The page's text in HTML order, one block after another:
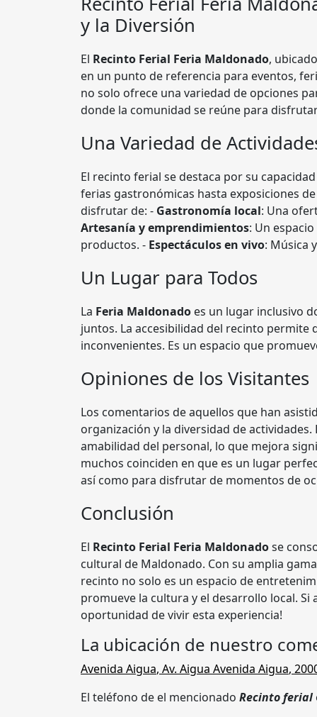
y la Diversión
El Recinto Ferial Feria Maldonado,
en un punto de referencia para eventos,
no solo ofrece una variedad de opciones
donde la comunidad se reúne para
Una Variedad de
El recinto ferial se destaca por su
ferias gastronómicas hasta exposiciones
disfrutar de: - Gastronomía local: Una
Artesanía y emprendimientos: Un
productos. - Espectáculos en vivo: Música
Un Lugar para Todos
La Feria Maldonado es un lugar inclusivo
juntos. La accesibilidad del recinto permite
inconvenientes. Es un espacio que
Opiniones de los Visitantes
Los comentarios de aquellos que han
organización y la diversidad de
amabilidad del personal, lo que mejora
muchos coinciden en que es un lugar
así como para disfrutar de momentos de
Conclusión
El Recinto Ferial Feria Maldonadose
cultural de Maldonado. Con su amplia
recinto no solo es un espacio de
promueve la cultura y el desarrollo local. Si
oportunidad de vivir esta experiencia!
La ubicación de nuestro
Avenida Aigua, Av. Aigua Avenida Aigua,
El teléfono de el mencionado Recinto ferial